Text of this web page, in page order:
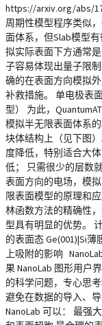
https://arxiv.org/abs/
周期性模型程序类似
面体系，但Slab模型
拟实际表面下方通常
子容易体现出量子限
确的在表面方向模拟
补救措施。 单电极表
型） 为此，
模拟半无限表面体系
块体结构上（见下图
度降低，特别适合大
低； 只需很少的层数
表面方向的电场，模
限表面模型的原理和
林函数方法的精确性
型具有明显的优势。
的表面态 Ge(001)|Si
上吸附的影响
果 NanoLab 图形用户
的科学问题，专心思
避免在数据的导入、
NanoLab 可以： 最强